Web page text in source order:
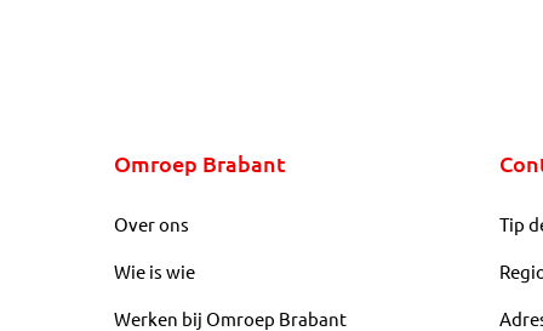
Omroep Brabant
Over ons
Wie is wie
Werken bij Omroep Brabant
Tip